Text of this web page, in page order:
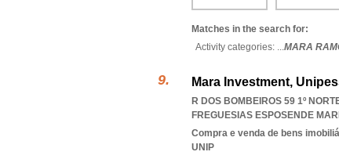
Matches in the search for:
Activity categories: ...MARA
Mara Investment,
R DOS BOMBEIROS 59 1º
FREGUESIAS ESPOSENDE
Compra e venda de bens
UNIP